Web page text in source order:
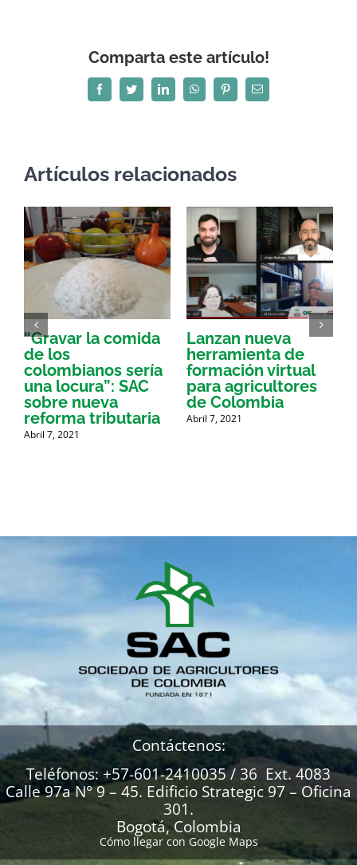
Comparta este artículo!
FacebookTwitterLinkedInWhatsAppPinterestCorreo
electrónico
Artículos relacionados
“Gravar la comida
de los
colombianos sería
una locura”: SAC
sobre nueva
reforma tributaria
Abril 7, 2021
Lanzan nueva
herramienta de
formación virtual
para agricultores
de Colombia
Abril 7, 2021
Contáctenos:
Teléfonos: +57-601-2410035 / 36 Ext. 4083
Calle 97a N° 9 – 45. Edificio Strategic 97 – Oficina
301.
Bogotá, Colombia
Cómo llegar con Google Maps